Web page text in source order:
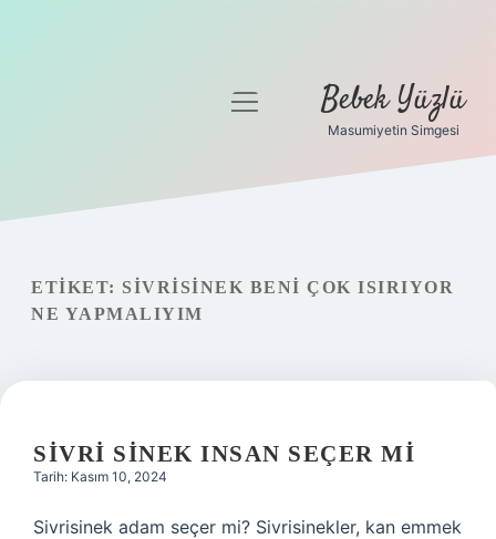
Gizlilik Politikası
menüyü
Bebek Yüzlü
Masumiyetin Simgesi
ETIKET: SIVRISINEK BENI ÇOK ISIRIYOR
NE YAPMALIYIM
SIVRI SINEK INSAN SEÇER MI
Tarih: Kasım 10, 2024
Sivrisinek adam seçer mi? Sivrisinekler, kan emmek